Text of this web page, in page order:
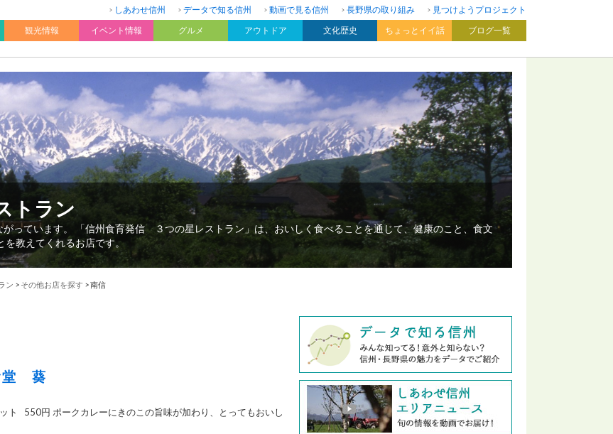
しあわせ信州 データで知る信州 動画で見る信州 長野県の取り組み
見つけようプロジェクト
観光情報 イベント情報 グルメ アウトドア 文化歴史 ちょっとイイ話 ブログ一覧
トラン
がっています。 「信州食育発信 ３つの星レストラン」は、おいしく食べることを通じて、健康のこと、食文
を教えてくれるお店です。
ン > その他お店を探す >南信
堂 葵
ト 550円 ポークカレーにきのこの旨味が加わり、とってもおいし